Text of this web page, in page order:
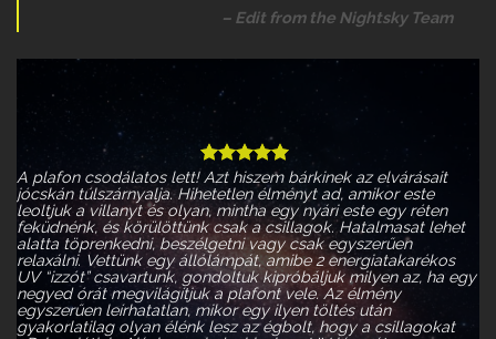
– Edit from the Nightsky Team
A plafon csodálatos lett! Azt hiszem bárkinek az elvárásait
jócskán túlszárnyalja. Hihetetlen élményt ad, amikor este
leoltjuk a villanyt és olyan, mintha egy nyári este egy réten
feküdnénk, és körülöttünk csak a csillagok. Hatalmasat lehet
alatta töprenkedni, beszélgetni vagy csak egyszerűen
relaxálni. Vettünk egy állólámpát, amibe 2 energiatakarékos
UV “izzót” csavartunk, gondoltuk kipróbáljuk milyen az, ha egy
negyed órát megvilágítjuk a plafont vele. Az élmény
egyszerűen leírhatatlan, mikor egy ilyen töltés után
gyakorlatilag olyan élénk lesz az égbolt, hogy a csillagokat